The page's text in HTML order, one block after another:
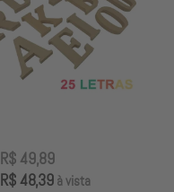
R$ 65,89
R$ 63,91à vista